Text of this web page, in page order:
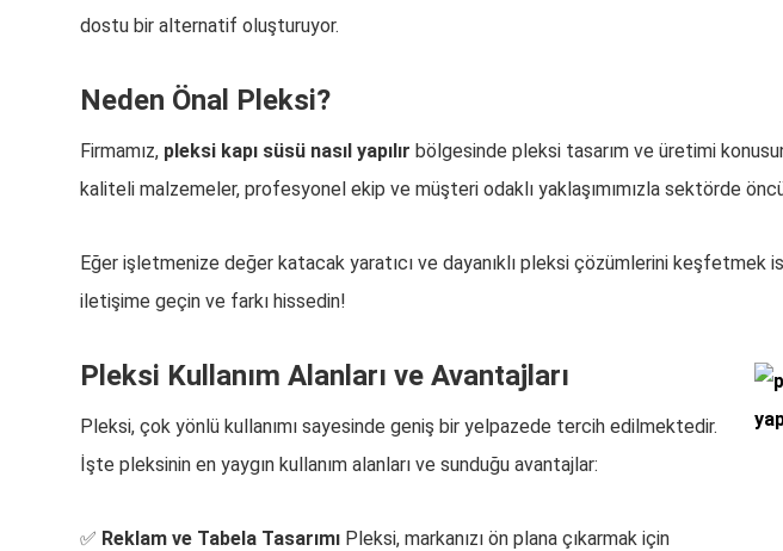
dostu bir alternatif oluşturuyor.
Neden Önal Pleksi?
Firmamız, pleksi kapı süsü nasıl yapılır bölgesinde pleksi tasarım ve üretimi
kaliteli malzemeler, profesyonel ekip ve müşteri odaklı yaklaşımımızla sektörde
Eğer işletmenize değer katacak yaratıcı ve dayanıklı pleksi çözümlerini keşfetmek
iletişime geçin ve farkı hissedin!
Pleksi Kullanım Alanları ve Avantajları
Pleksi, çok yönlü kullanımı sayesinde geniş bir yelpazede tercih edilmektedir.
İşte pleksinin en yaygın kullanım alanları ve sunduğu avantajlar:
✅ Reklam ve Tabela Tasarımı Pleksi, markanızı ön plana çıkarmak için